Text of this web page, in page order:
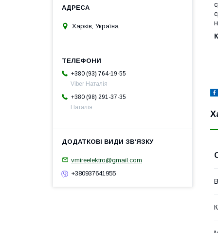
Харків, Україна
+380 (93) 764-19-55
Viber Наталія
+380 (98) 291-37-35
Наталія
vmireelektro@gmail.com
+380937641955